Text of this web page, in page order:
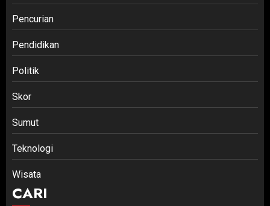
Pencurian
Pendidikan
Politik
Skor
Sumut
Teknologi
Wisata
CARI